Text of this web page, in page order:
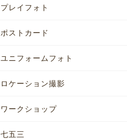
プレイフォト
ポストカード
ユニフォームフォト
ロケーション撮影
ワークショップ
七五三